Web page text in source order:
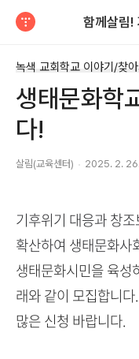
함께살림!
녹색 교회학교 이야기/찾
생태문화학
다!
살림(교육센터) 2025. 2.
기후위기 대응과 창
확산하여 생태문화사
생태문화시민을 육성
래와 같이 모집합니다.
많은 신청 바랍니다.